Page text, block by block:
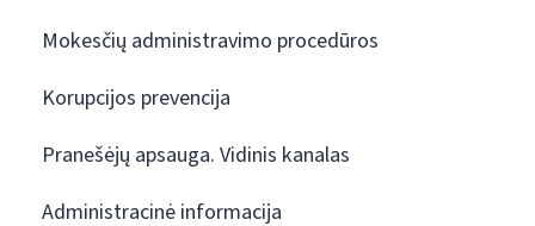
Mokesčių administravimo procedūros
Korupcijos prevencija
Pranešėjų apsauga. Vidinis kanalas
Administracinė informacija